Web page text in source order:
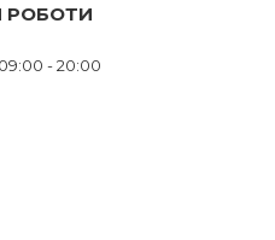
РОБОТИ
- 20:00